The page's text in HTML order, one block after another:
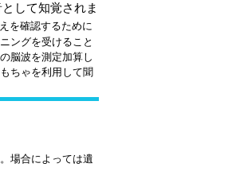
して知覚されま
を確認するために
ングを受けること
脳波を測定加算し
ちゃを利用して聞
場合によっては遺